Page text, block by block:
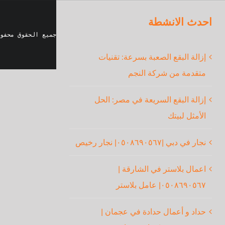
احدث الانشطة
إزالة البقع الصعبة بسرعة: تقنيات
متقدمة من شركة النجم
إزالة البقع السريعة في مصر: الحل
الأمثل لبيتك
نجار في دبي |٠٥٠٨٦٩٠٥٦٧| نجار رخيص
اعمال بلاستر في الشارقة |
٠٥٠٨٦٩٠٥٦٧| عامل بلاستر
حداد و أعمال حدادة في عجمان |
جميع الحقوق